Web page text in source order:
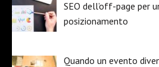
SEO dell’off-page per
posizionamento
Quando un evento